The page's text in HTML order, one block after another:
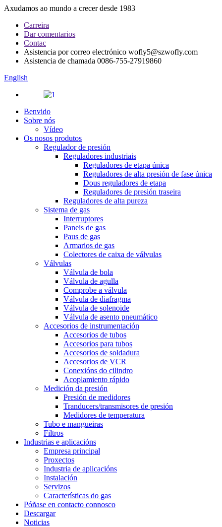
Axudamos ao mundo a crecer desde 1983
Carreira
Dar comentarios
Contac
Asistencia por correo electrónico wofly5@szwofly.com
Asistencia de chamada 0086-755-27919860
English
Benvido
Sobre nós
Vídeo
Os nosos produtos
Regulador de presión
Reguladores industriais
Reguladores de etapa única
Reguladores de alta presión de fase única
Dous reguladores de etapa
Reguladores de presión traseira
Reguladores de alta pureza
Sistema de gas
Interruptores
Paneis de gas
Paus de gas
Armarios de gas
Colectores de caixa de válvulas
Válvulas
Válvula de bola
Válvula de agulla
Comprobe a válvula
Válvula de diafragma
Válvula de solenoide
Válvula de asento pneumático
Accesorios de instrumentación
Accesorios de tubos
Accesorios para tubos
Accesorios de soldadura
Accesorios de VCR
Conexións do cilindro
Acoplamiento rápido
Medición da presión
Presión de medidores
Tranducers/transmisores de presión
Medidores de temperatura
Tubo e mangueiras
Filtros
Industrias e aplicacións
Empresa principal
Proxectos
Industria de aplicacións
Instalación
Servizos
Características do gas
Póñase en contacto connosco
Descargar
Noticias